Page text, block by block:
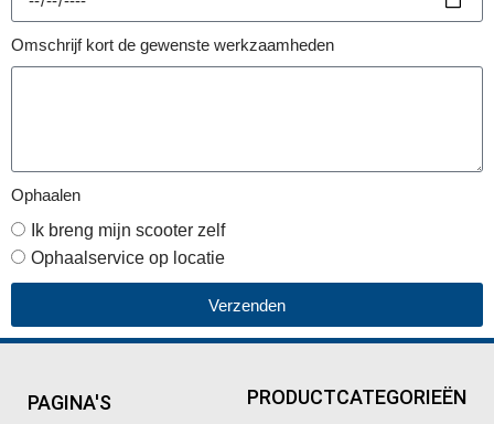
Omschrijf kort de gewenste werkzaamheden
Ophaalen
Ik breng mijn scooter zelf
Ophaalservice op locatie
Verzenden
PAGINA'S PRODUCTCATEGORIEËN